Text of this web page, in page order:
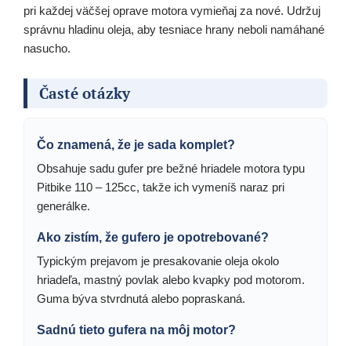
pri každej väčšej oprave motora vymieňaj za nové. Udržuj
správnu hladinu oleja, aby tesniace hrany neboli namáhané
nasucho.
Časté otázky
Čo znamená, že je sada komplet?
Obsahuje sadu gufer pre bežné hriadele motora typu
Pitbike 110 – 125cc, takže ich vymeníš naraz pri
generálke.
Ako zistím, že gufero je opotrebované?
Typickým prejavom je presakovanie oleja okolo
hriadeľa, mastný povlak alebo kvapky pod motorom.
Guma býva stvrdnutá alebo popraskaná.
Sadnú tieto gufera na môj motor?